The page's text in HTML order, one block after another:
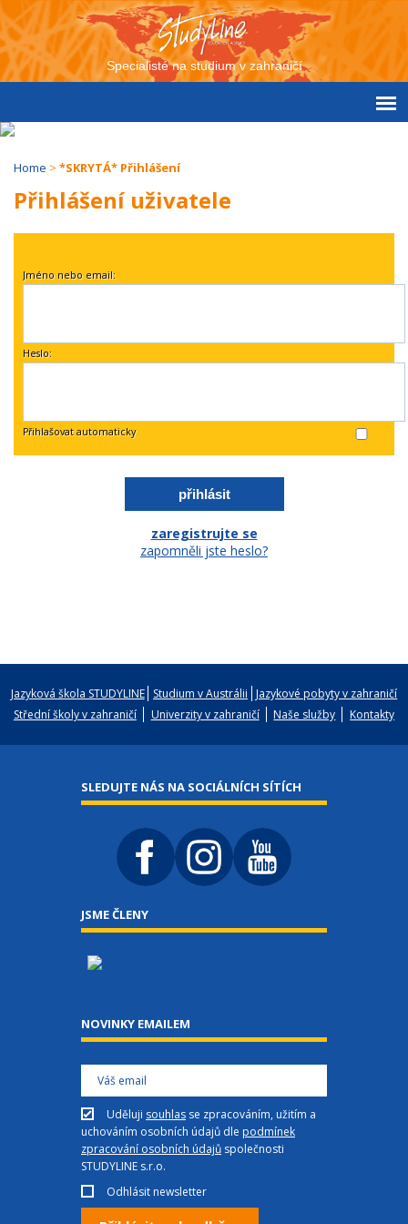
Specialisté na studium v zahraničí
Home > *SKRYTÁ* Přihlášení
Přihlášení uživatele
Jméno nebo email:
Heslo:
Přihlašovat automaticky
zaregistrujte se
zapomněli jste heslo?
Jazyková škola STUDYLINE Studium v Austrálii
Jazykové pobyty v zahraničí
Střední školy v zahraničí
Univerzity v zahraničí Naše služby Kontakty
SLEDUJTE NÁS NA SOCIÁLNÍCH SÍTÍCH
JSME ČLENY
NOVINKY EMAILEM
Uděluji souhlas se zpracováním, užitím a
uchováním osobních údajů dle podmínek
zpracování osobních údajů společnosti
STUDYLINE s.r.o.
Odhlásit newsletter